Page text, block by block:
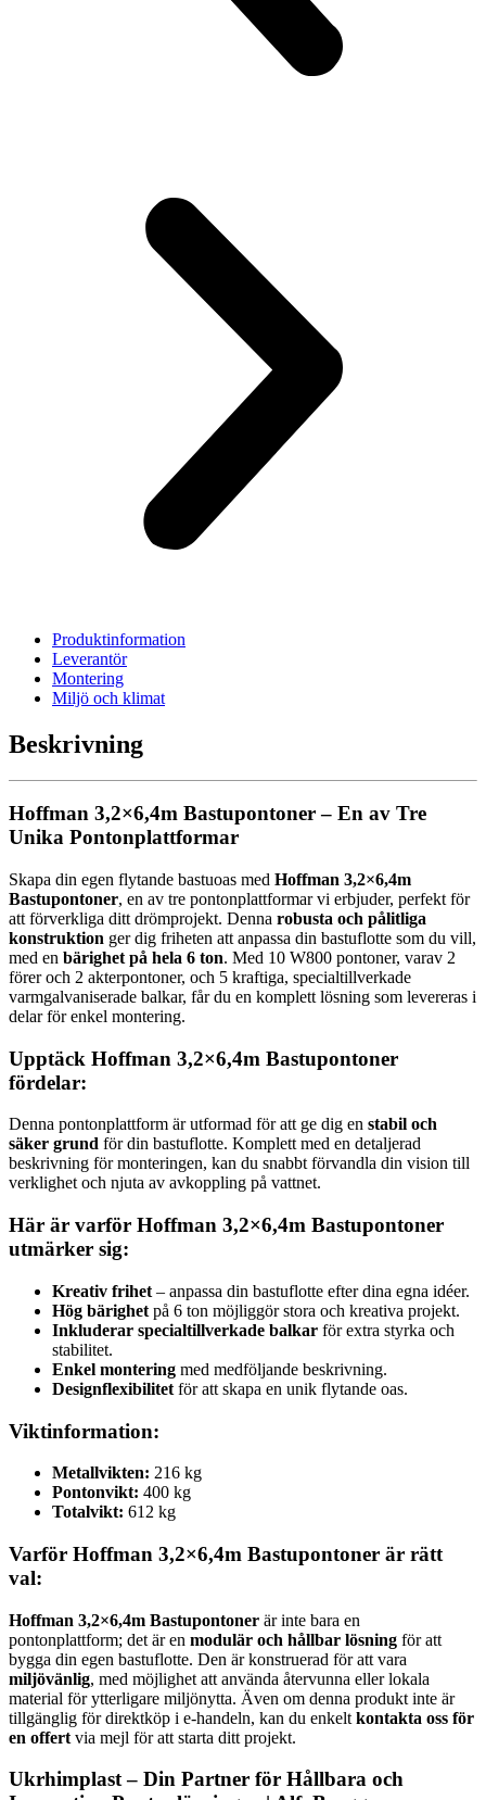
Produktinformation
Leverantör
Montering
Miljö och klimat
Beskrivning
Hoffman 3,2×6,4m Bastupontoner – En av Tre
Unika Pontonplattformar
Skapa din egen flytande bastuoas med Hoffman 3,2×6,4m
Bastupontoner, en av tre pontonplattformar vi erbjuder, perfekt för
att förverkliga ditt drömprojekt. Denna robusta och pålitliga
konstruktion ger dig friheten att anpassa din bastuflotte som du vill,
med en bärighet på hela 6 ton. Med 10 W800 pontoner, varav 2
förer och 2 akterpontoner, och 5 kraftiga, specialtillverkade
varmgalvaniserade balkar, får du en komplett lösning som levereras i
delar för enkel montering.
Upptäck Hoffman 3,2×6,4m Bastupontoner
fördelar:
Denna pontonplattform är utformad för att ge dig en stabil och
säker grund för din bastuflotte. Komplett med en detaljerad
beskrivning för monteringen, kan du snabbt förvandla din vision till
verklighet och njuta av avkoppling på vattnet.
Här är varför Hoffman 3,2×6,4m Bastupontoner
utmärker sig:
Kreativ frihet – anpassa din bastuflotte efter dina egna idéer.
Hög bärighet på 6 ton möjliggör stora och kreativa projekt.
Inkluderar specialtillverkade balkar för extra styrka och
stabilitet.
Enkel montering med medföljande beskrivning.
Designflexibilitet för att skapa en unik flytande oas.
Viktinformation:
Metallvikten: 216 kg
Pontonvikt: 400 kg
Totalvikt: 612 kg
Varför Hoffman 3,2×6,4m Bastupontoner är rätt
val:
Hoffman 3,2×6,4m Bastupontoner är inte bara en
pontonplattform; det är en modulär och hållbar lösning för att
bygga din egen bastuflotte. Den är konstruerad för att vara
miljövänlig, med möjlighet att använda återvunna eller lokala
material för ytterligare miljönytta. Även om denna produkt inte är
tillgänglig för direktköp i e-handeln, kan du enkelt kontakta oss för
en offert via mejl för att starta ditt projekt.
Ukrhimplast – Din Partner för Hållbara och